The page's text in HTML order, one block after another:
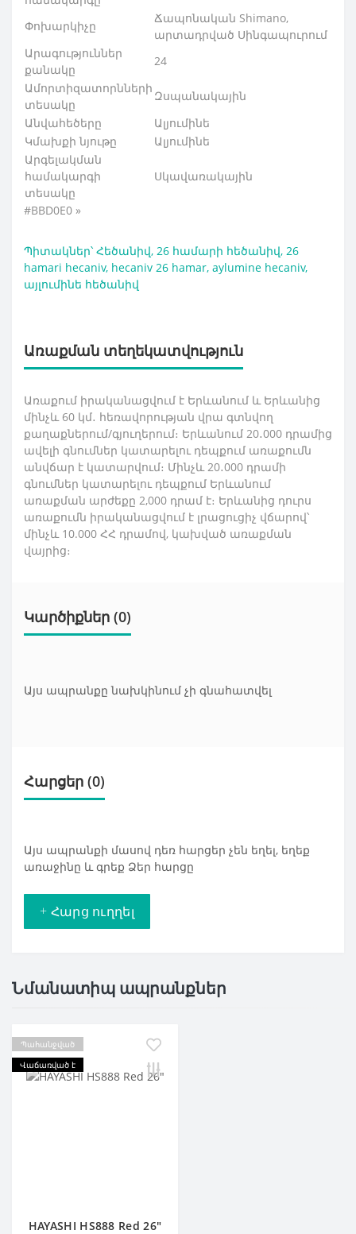
Փոխարկիչը
Ճապոնական Shimano,
արտադրված Սինգապուրում
Արագություններ
քանակը
24
Ամորտիզատորնների
տեսակը
Զսպանակային
Անվահեծերը
Ալյումինե
Կմախքի նյութը
Ալյումինե
Արգելակման
համակարգի
տեսակը
Սկավառակային
#BBD0E0 »
Պիտակներ՝ Հեծանիվ, 26 համարի հեծանիվ, 26
hamari hecaniv, hecaniv 26 hamar, aylumine hecaniv,
այլումինե հեծանիվ
Առաքման տեղեկատվություն
Առաքում իրականացվում է Երևանում և Երևանից
մինչև 60 կմ․ հեռավորության վրա գտնվող
քաղաքներում/գյուղերում։ Երևանում 20․000 դրամից
ավելի գնումներ կատարելու դեպքում առաքումն
անվճար է կատարվում։ Մինչև 20․000 դրամի
գնումներ կատարելու դեպքում Երևանում
առաքման արժեքը 2,000 դրամ է։ Երևանից դուրս
առաքումն իրականացվում է լրացուցիչ վճարով՝
մինչև 10.000 ՀՀ դրամով, կախված առաքման
վայրից։
Կարծիքներ (0)
Այս ապրանքը նախկինում չի գնահատվել
Հարցեր (0)
Այս ապրանքի մասով դեռ հարցեր չեն եղել, եղեք
առաջինը և գրեք Ձեր հարցը
+ Հարց ուղղել
Նմանատիպ ապրանքներ
Պահանջված
Վաճառված է
HAYASHI HS888 Red 26"